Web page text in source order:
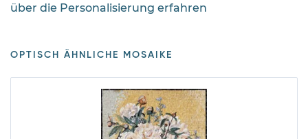
über die Personalisierung erfahren
OPTISCH ÄHNLICHE MOSAIKE